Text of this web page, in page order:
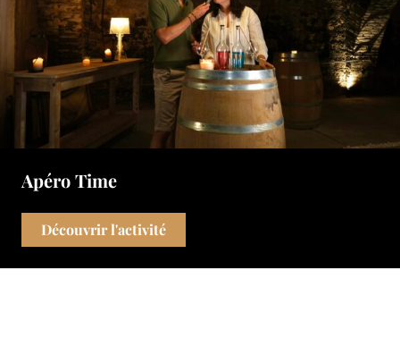
Apéro Time
Découvrir l'activité